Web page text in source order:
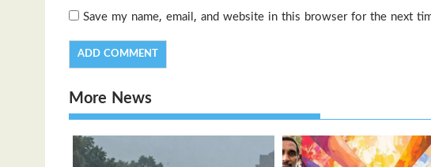
Save my name, email, and website in this browser for the next
More News